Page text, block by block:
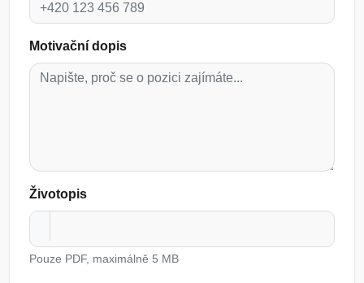
Motivační dopis
Životopis
Pouze PDF, maximálně 5 MB